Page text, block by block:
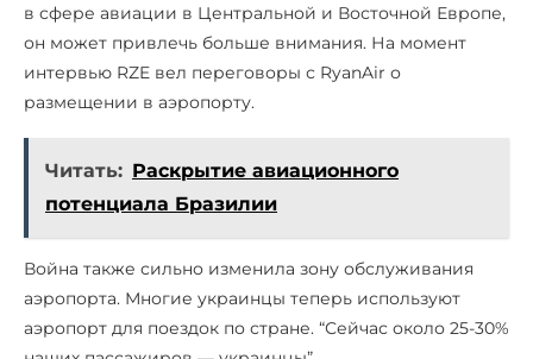
в сфере авиации в Центральной и Восточной Европе,
он может привлечь больше внимания. На момент
интервью RZE вел переговоры с RyanAir о
размещении в аэропорту.
Читать: Раскрытие авиационного
потенциала Бразилии
Война также сильно изменила зону обслуживания
аэропорта. Многие украинцы теперь используют
аэропорт для поездок по стране. “Сейчас около 25-30%